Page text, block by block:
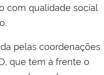
com qualidade social
pelas coordenações
que tem à frente o